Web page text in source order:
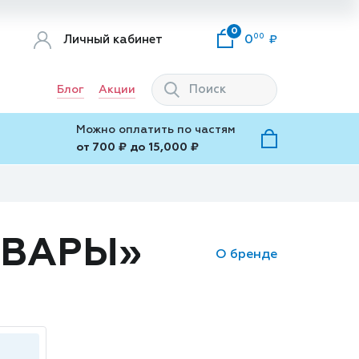
Личный кабинет
0
0 00
Блог Акции
Можно оплатить по частям
от 700 ₽ до 15,000 ₽
О бренде